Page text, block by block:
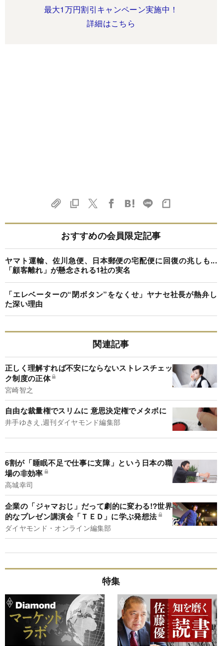
最大1万円割引キャンペーン実施中！
詳細はこちら
おすすめの会員限定記事
ヤマト運輸、佐川急便、日本郵便の宅配便に回復の兆しも...
「顧客離れ」が懸念される1社の実名
「エレベーターの“閉ボタン”をなくせ」ヤナセ社長が熱弁し
た深い理由
関連記事
正しく理解すれば不安にならないストレスチェッ
ク制度の正体
宮崎智之
自由な裁量権でスリムに 意思決定権でメタボに
井手ゆきえ,週刊ダイヤモンド編集部
6割が「睡眠不足で仕事に支障」という日本の職
場の非効率
高城幸司
企業の「ジャマおじ」だって劇的に変わる!?世界
的なプレゼン講演会「ＴＥＤ」に学ぶ発想法
ダイヤモンド・オンライン編集部
特集